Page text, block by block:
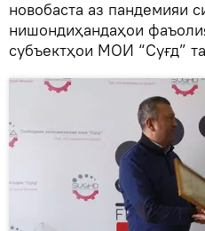
новобаста аз пандемияи
нишондиҳандаҳои
субъектҳои МОИ “Суғд”